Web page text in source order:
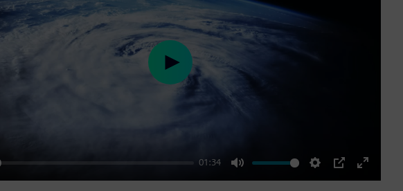
01:34
Mute Settings
PIP
Enter
Play